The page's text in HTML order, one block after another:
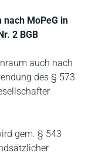
nach MoPeG in
2 BGB
auch nach
des § 573
gem. § 543